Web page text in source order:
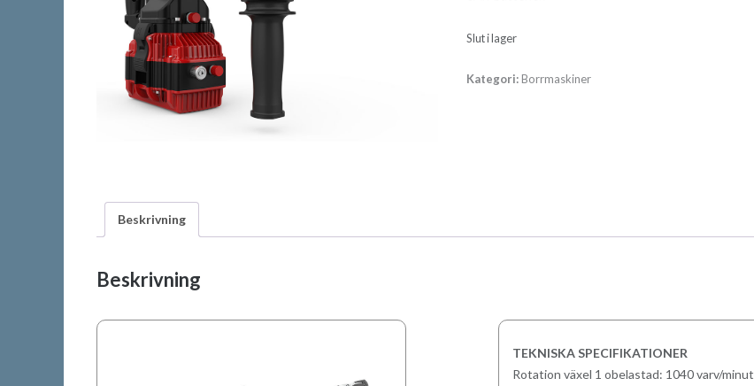
Slut i lager
Kategori: Borrmaskiner
Beskrivning
Beskrivning
TEKNISKA SPECIFIKATIONER
Rotation växel 1 obelastad: 1040 varv/minut